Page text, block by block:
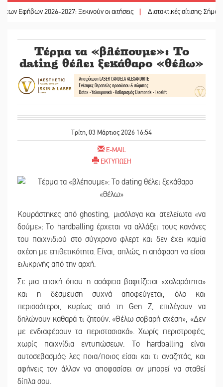
2026-2027: Ξεκινούν οι αιτήσεις || Διατακτικές σίτισης: Σήμα για
Τέρμα τα «βλέπουμε»: Το
dating θέλει ξεκάθαρο «θέλω»
Τρίτη, 03 Μάρτιος 2026 16:54
E-MAIL
ΕΚΤΥΠΩΣΗ
Κουράστηκες από ghosting, μισόλογα και ατελείωτα «να
δούμε»; Το hardballing έρχεται να αλλάξει τους κανόνες
του παιχνιδιού στο σύγχρονο φλερτ και δεν έχει καμία
σχέση με επιθετικότητα. Είναι, απλώς, η απόφαση να είσαι
ειλικρινής από την αρχή.
Σε μια εποχή όπου η ασάφεια βαφτίζεται «χαλαρότητα»
και η δέσμευση συχνά αποφεύγεται, όλο και
περισσότεροι, κυρίως από τη Gen Z, επιλέγουν να
δηλώνουν καθαρά τι ζητούν. «Θέλω σοβαρή σχέση», «Δεν
με ενδιαφέρουν τα περιστασιακά». Χωρίς περιστροφές,
χωρίς παιχνίδια εντυπώσεων. Το hardballing είναι
αυτοσεβασμός: λες ποια/ποιος είσαι και τι αναζητάς, και
αφήνεις τον άλλον να αποφασίσει αν μπορεί να σταθεί
δίπλα σου.